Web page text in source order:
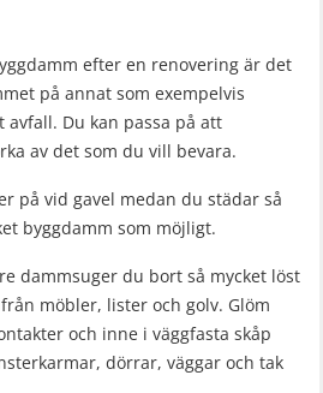
efter en renovering är det
på annat som exempelvis
avfall. Du kan passa på att
av det som du vill bevara.
på vid gavel medan du städar så
byggdamm som möjligt.
dammsuger du bort så mycket löst
möbler, lister och golv. Glöm
och inne i väggfasta skåp
dörrar, väggar och tak